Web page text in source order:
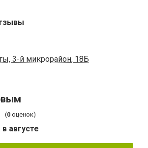
3-й микрорайон, 18Б
(0 оценок)
августе